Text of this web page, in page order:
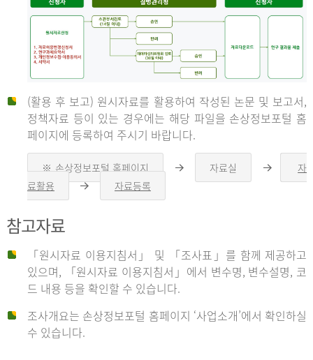
신
청
자
신
청
자
는
1.
자
(활용 후 보고) 원시자료를 활용하여 작성된 논문 및 보고서,
정책자료 등이 있는 경우에는 해당 파일을 손상정보포털 홈
페이지에 등록하여 주시기 바랍니다.
※ 손상정보포털 홈페이지
른
자료실
른
자
료활용
른
자료등록
참고자료
「원시자료 이용지침서」 및 「조사표」를 함께 제공하고
있으며, 「원시자료 이용지침서」에서 변수명, 변수설명, 코
드 내용 등을 확인할 수 있습니다.
조사개요는 손상정보포털 홈페이지 ‘사업소개’에서 확인하실
수 있습니다.